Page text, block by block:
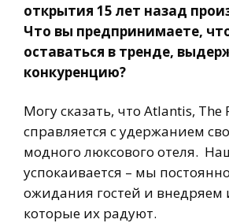
открытия 15 лет назад
Что вы предпринимаете,
оставаться в тренде,
конкуренцию?
Могу сказать, что Atlantis,
справляется с удержанием
модного люксового отеля.
успокаивается – мы
ожидания гостей и внедряем
которые их радуют.